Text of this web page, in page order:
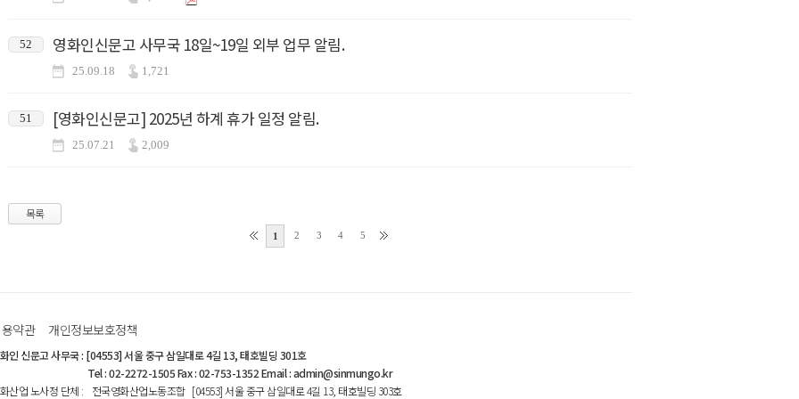
52 영화인신문고 사무국 18일~19일 외부 업무 알림.
25.09.18 1,721
51 [영화인신문고] 2025년 하계 휴가 일정 알림.
25.07.21 2,009
목록
1 2 3 4 5
약관 개인정보보호정책
인 신문고 사무국: [04553] 서울 중구 삼일대로 4길 13, 태호빌딩 301호
Tel : 02-2272-1505 Fax : 02-753-1352 Email : admin@sinmungo.kr
산업 노사정 단체 : 전국영화산업노동조합 [04553] 서울 중구 삼일대로 4길 13, 태호빌딩 303호